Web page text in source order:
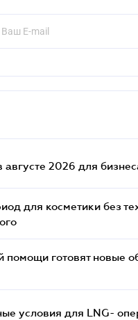
2026 для
для косметики без
помощи готовят новые
условия для LNG-